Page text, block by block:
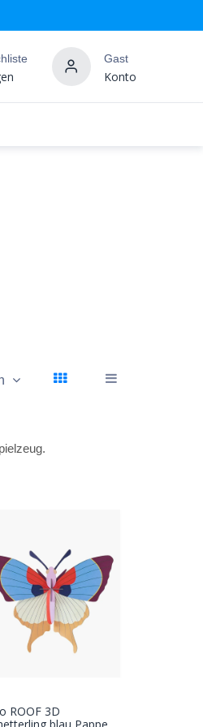
Gast
Konto
In den
ROOF 3D